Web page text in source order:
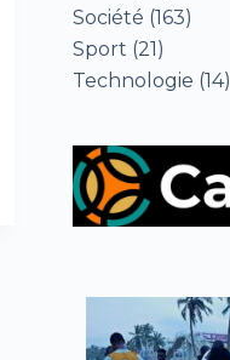
Société (163)
Sport (21)
Technologie (14)